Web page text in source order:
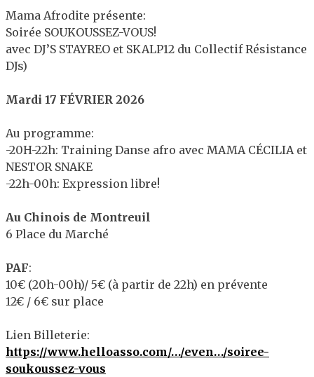
Mama Afrodite présente:
Soirée SOUKOUSSEZ-VOUS!
avec DJ’S STAYREO et SKALP12 du Collectif Résistance
DJs)
Mardi 17 FÉVRIER 2026
Au programme:
-20H-22h: Training Danse afro avec MAMA CÉCILIA et
NESTOR SNAKE
-22h-00h: Expression libre!
Au Chinois de Montreuil
6 Place du Marché
PAF:
10€ (20h-00h)/ 5€ (à partir de 22h) en prévente
12€ / 6€ sur place
Lien Billeterie:
https://www.helloasso.com/…/even…/soiree-
soukoussez-vous